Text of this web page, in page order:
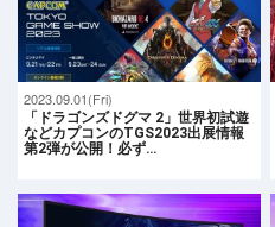
2023.09.01(Fri)
「ドラゴンズドグマ 2」世界初試遊
などカプコンのTGS2023出展情報
第2弾が公開！必ず…